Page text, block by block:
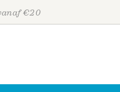
€20